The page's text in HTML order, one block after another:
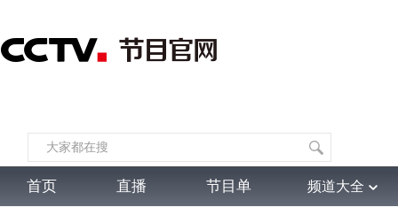
首页 直播 节目单 频道大全